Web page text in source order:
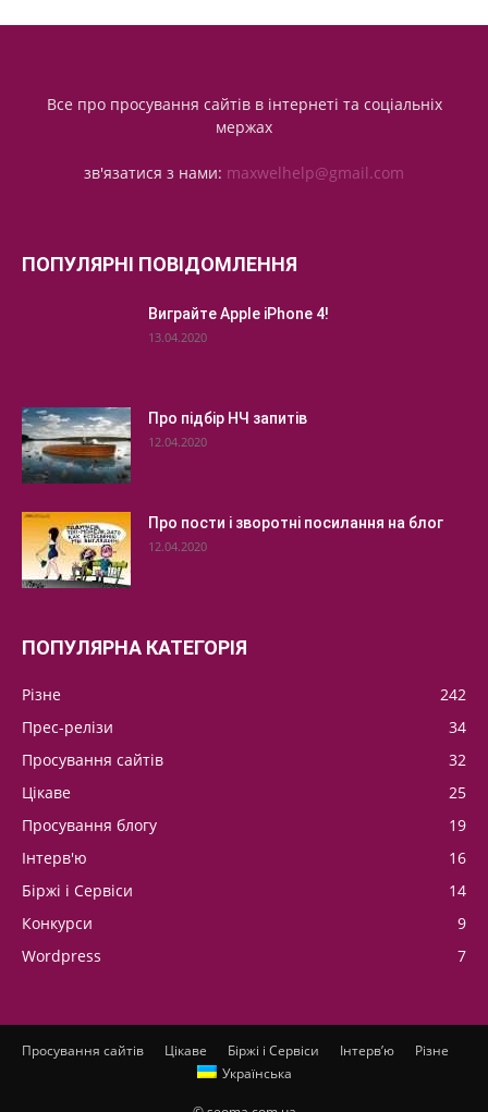
Все про просування сайтів в інтернеті та соціальніх
мержах
зв'язатися з нами: maxwelhelp@gmail.com
ПОПУЛЯРНІ ПОВІДОМЛЕННЯ
Виграйте Apple iPhone 4!
13.04.2020
Про підбір НЧ запитів
12.04.2020
Про пости і зворотні посилання на блог
12.04.2020
ПОПУЛЯРНА КАТЕГОРІЯ
Різне
242
Прес-релізи
34
Просування сайтів
32
Цікаве
25
Просування блогу
19
Інтерв'ю
16
Біржі і Сервіси
14
Конкурси
9
Wordpress
7
Просування сайтів Цікаве Біржі і Сервіси Інтерв’ю
Різне
Українська